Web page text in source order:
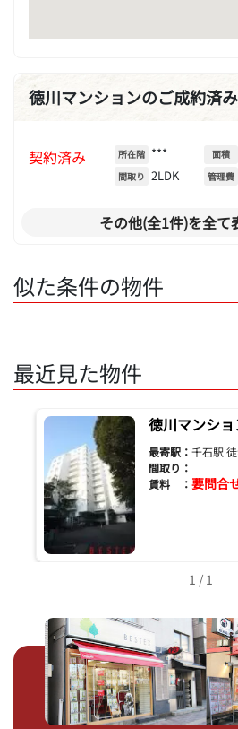
徳川マンションのご成約済
契約済み 所在階 ***
間取り 2LDK
面積
管理費
その他(全1件)を全て
似た条件の物件
最近見た物件
徳川マンショ
最寄駅： 千石駅
間取り：
賃料 ： 要問合
1 / 1